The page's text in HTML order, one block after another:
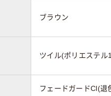
ブラウン
ツイル(ポリエステル
フェードガードCl(退